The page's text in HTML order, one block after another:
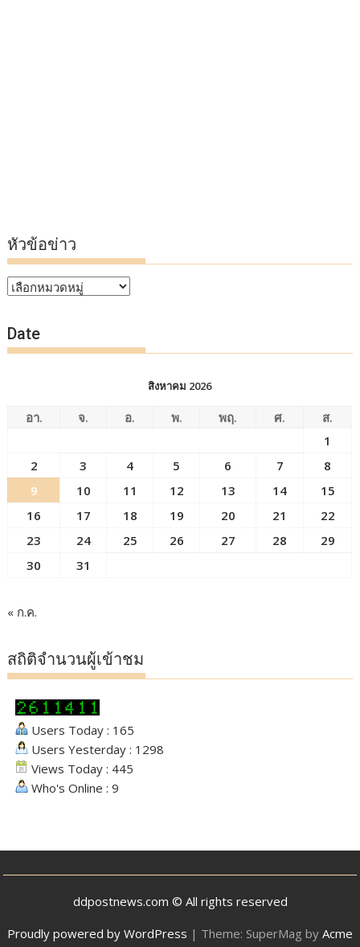
หัวข้อข่าว
หัวข้อ
Date
สิงหาคม 2026
อา. จ. อ. พ. พฤ. ศ.
ส.
1
2
3 4 5 6 7
8
9
10 11 12 13 14
15
16
17 18 19 20 21
22
23
24 25 26 27 28
29
30
31
« ก.ค.
สถิติจำนวนผู้เข้าชม
Users Today : 165
Users Yesterday : 1298
Views Today : 445
Who's Online : 9
ddpostnews.com © All rights reserved
Proudly powered by WordPress | Theme: SuperMag by Acme